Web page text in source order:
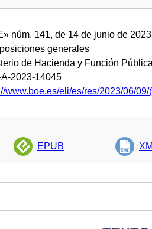
» núm. 141, de 14 de junio de
generales
de Hacienda y Función Pública
A-2023-14045
www.boe.es/eli/es/res/2023/06/09/
EPUB